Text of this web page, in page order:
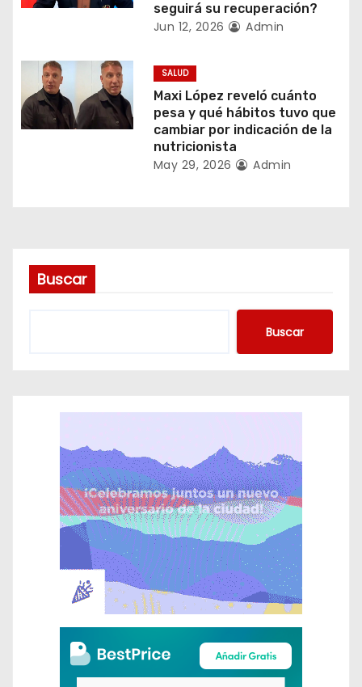
e
n
t
a
s
seguirá su recuperación?
Jun 12, 2026 Admin
SALUD
Maxi López reveló cuánto
pesa y qué hábitos tuvo que
cambiar por indicación de la
nutricionista
May 29, 2026 Admin
Buscar
Buscar